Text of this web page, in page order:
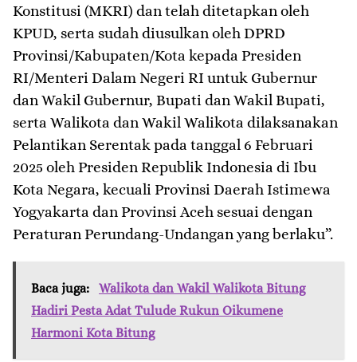
Konstitusi (MKRI) dan telah ditetapkan oleh
KPUD, serta sudah diusulkan oleh DPRD
Provinsi/Kabupaten/Kota kepada Presiden
RI/Menteri Dalam Negeri RI untuk Gubernur
dan Wakil Gubernur, Bupati dan Wakil Bupati,
serta Walikota dan Wakil Walikota dilaksanakan
Pelantikan Serentak pada tanggal 6 Februari
2025 oleh Presiden Republik Indonesia di Ibu
Kota Negara, kecuali Provinsi Daerah Istimewa
Yogyakarta dan Provinsi Aceh sesuai dengan
Peraturan Perundang-Undangan yang berlaku”.
Baca juga:
Walikota dan Wakil Walikota Bitung
Hadiri Pesta Adat Tulude Rukun Oikumene
Harmoni Kota Bitung